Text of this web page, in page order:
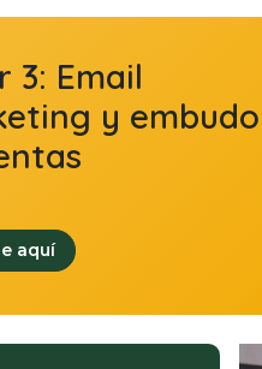
3: Email
y embudo
aquí